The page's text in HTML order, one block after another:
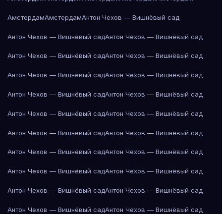
АмстердамАмстердамАнтон Чехов — Вишнёвый сад
Антон Чехов — Вишнёвый садАнтон Чехов — Вишнёвый сад
Антон Чехов — Вишнёвый садАнтон Чехов — Вишнёвый сад
Антон Чехов — Вишнёвый садАнтон Чехов — Вишнёвый сад
Антон Чехов — Вишнёвый садАнтон Чехов — Вишнёвый сад
Антон Чехов — Вишнёвый садАнтон Чехов — Вишнёвый сад
Антон Чехов — Вишнёвый садАнтон Чехов — Вишнёвый сад
Антон Чехов — Вишнёвый садАнтон Чехов — Вишнёвый сад
Антон Чехов — Вишнёвый садАнтон Чехов — Вишнёвый сад
Антон Чехов — Вишнёвый садАнтон Чехов — Вишнёвый сад
Антон Чехов — Вишнёвый садАнтон Чехов — Вишнёвый сад